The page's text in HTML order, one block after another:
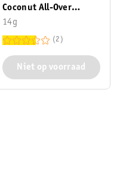
Coconut All-Over
Ointment
14g
2
Niet op voorraad